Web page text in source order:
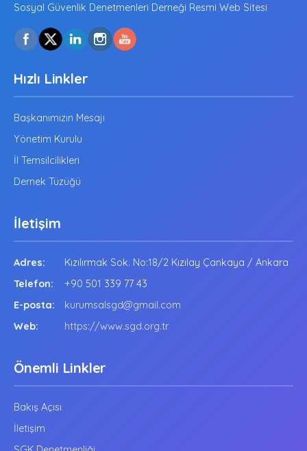
Sosyal Güvenlik Denetmenleri Derneği Resmi Web Sitesi
Hızlı Linkler
Başkanımızın Mesajı
Yönetim Kurulu
İl Temsilcilikleri
Dernek Tüzüğü
İletişim
Adres:
Kızılırmak Sok. No:18/2 Kızılay Çankaya / Ankara
Telefon:
+90 501 339 77 43
E-posta:
kurumsalsgd@gmail.com
Web:
https://www.sgd.org.tr
Önemli Linkler
Bakış Açısı
İletişim